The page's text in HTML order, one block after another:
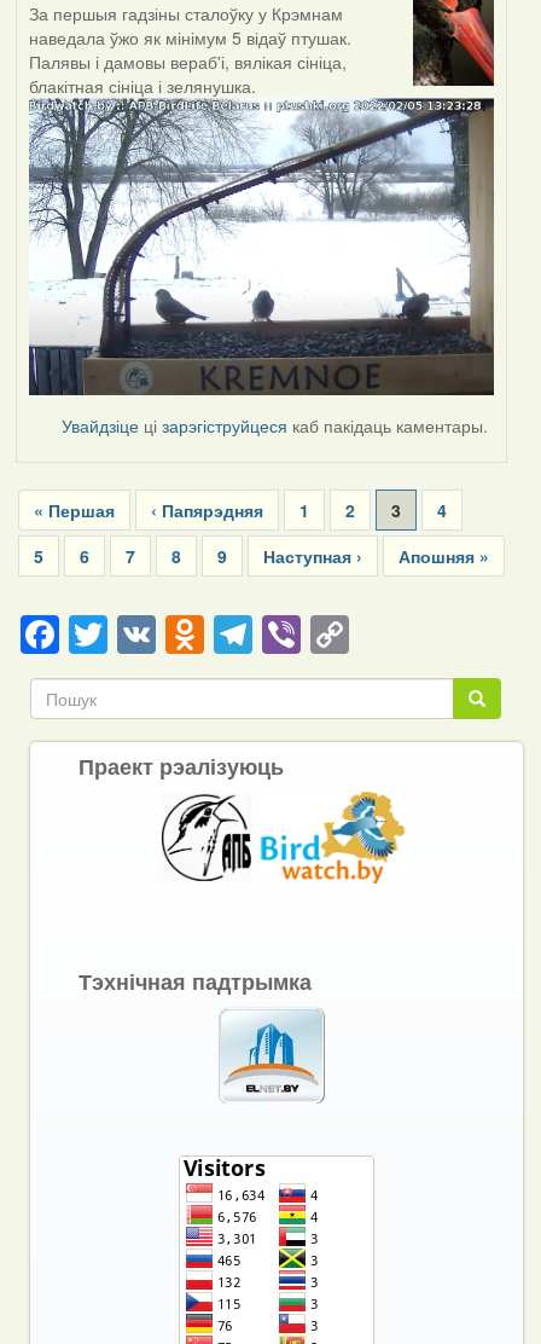
За першыя гадзіны сталоўку у Крэмнам
наведала ўжо як мінімум 5 відаў птушак.
Палявы і дамовы вераб'і, вялікая сініца,
блакітная сініца і зелянушка.
Увайдзіце цізарэгіструйцеся каб пакідаць каментары.
Pagination
First
page
« Першая
Previous
page
‹ Папярэдняя Page
1 Page
2
Current
page
3 Page
4
Page
5 Page
6 Page
7 Page
8 Page
9
Next
page
Наступная ›
Last
page
Апошняя »
Facebook
Twitter
VKOdnoklassniki
Telegram
ViberCopy
Link Пошук
Пошук
Праект рэалізуюць
Тэхнічная падтрымка